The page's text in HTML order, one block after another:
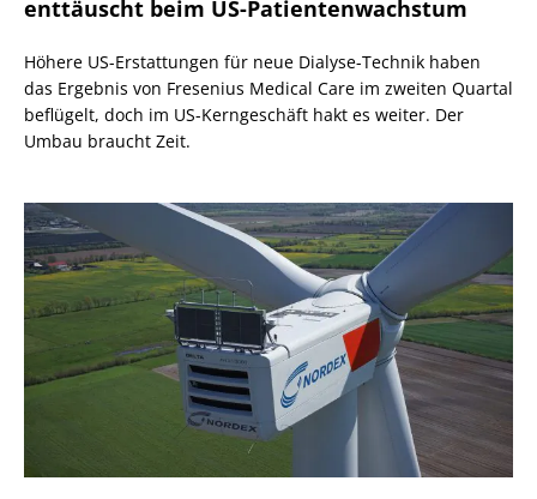
enttäuscht beim US-Patientenwachstum
Höhere US-Erstattungen für neue Dialyse-Technik haben
das Ergebnis von Fresenius Medical Care im zweiten Quartal
beflügelt, doch im US-Kerngeschäft hakt es weiter. Der
Umbau braucht Zeit.